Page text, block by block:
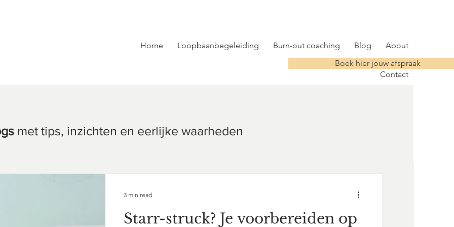
Home Loopbaanbegeleiding Burn-out coaching Blog About
Contact
Boek hier jouw afspraak
met tips, inzichten en eerlijke waarheden
Starr-struck? Je voorbereiden op
3 min read